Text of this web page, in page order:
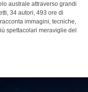
australe attraverso grandi
34 autori, 493 ore di
immagini, tecniche,
spettacolari meraviglie del